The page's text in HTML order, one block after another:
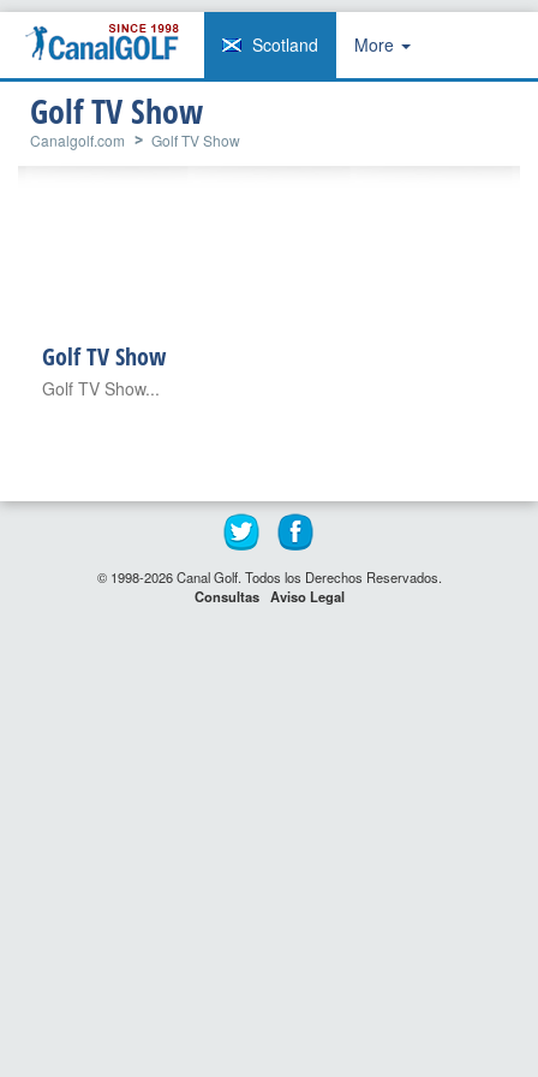
Scotland More
Golf TV Show
Canalgolf.com Golf TV Show
Golf TV Show
Golf TV Show...
© 1998-2026 Canal Golf. Todos los Derechos Reservados.
Consultas Aviso Legal